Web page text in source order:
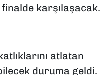
karşılaşacak.
atlatan
duruma geldi.